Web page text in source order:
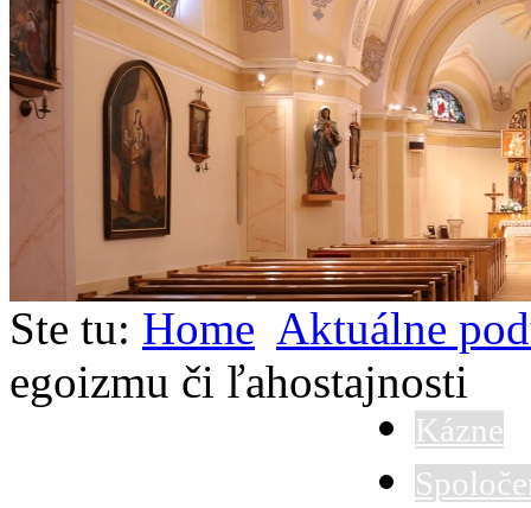
Ste tu: Home Aktuálne
egoizmu či ľahostajnosti
Kázne